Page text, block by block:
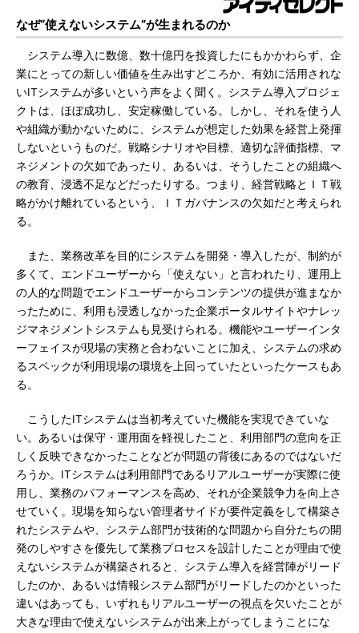
なぜ“使えないシステム”が生まれるのか
システム導入に数億、数十億円を投資したにもかかわらず、企
業にとっての新しい価値を生み出すどころか、有効に活用されな
いITシステムが多いという声をよく聞く。システム導入プロジェ
クトは、ほぼ成功し、安定稼働している。しかし、それを使う人
や組織が動かないために、システムが想定した効果を経営上発揮
しないというものだ。戦略シナリオや目標、適切な評価指標、マ
ネジメントの欠如であったり、あるいは、そうしたことの組織へ
の教育、浸透不足などだったりする。つまり、経営戦略とＩＴ戦
略がかけ離れているという、ＩＴガバナンスの欠如だと考えられ
る。
また、業務改革を目的にシステムを開発・導入したが、制約が
多くて、エンドユーザーから「使えない」と言われたり、運用上
の人的な問題でエンドユーザーからコンテンツの提供が進まなか
ったために、利用も浸透しなかった企業ポータルサイトやナレッ
ジマネジメントシステムも見受けられる。機能やユーザーインタ
ーフェイスが現場の実務と合わないことに加え、システムの求め
るスペックが利用現場の環境を上回っていたといったケースもあ
る。
こうしたITシステムは当初考えていた機能を実現できていな
い。あるいは保守・運用面を軽視したこと、利用部門の意向を正
しく反映できなかったことなどが問題の背後にあるのではないだ
ろうか。ITシステムは利用部門であるリアルユーザーが実際に使
用し、業務のパフォーマンスを高め、それが企業競争力を向上さ
せていく。現場を知らない管理者サイドが要件定義をして構築さ
れたシステムや、システム部門が技術的な問題から自分たちの開
発のしやすさを優先して業務プロセスを設計したことが理由で使
えないシステムが構築されると、システム導入を経営陣がリード
したのか、あるいは情報システム部門がリードしたのかといった
違いはあっても、いずれもリアルユーザーの視点を欠いたことが
大きな理由で使えないシステムが出来上がってしまうことにな